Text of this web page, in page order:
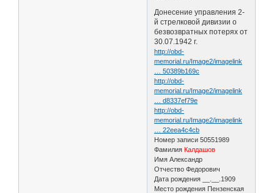
Донесение управления 2-
й стрелковой дивизии о
безвозвратных потерях от
30.07.1942 г.
http://obd-
memorial.ru/Image2/imagelink
… 50389b169c
http://obd-
memorial.ru/Image2/imagelink
… d8337ef79e
http://obd-
memorial.ru/Image2/imagelink
… 22eea4c4cb
Номер записи 50551989
Фамилия Калдашов
Имя Александр
Отчество Федорович
Дата рождения __.__.1909
Место рождения Пензенская